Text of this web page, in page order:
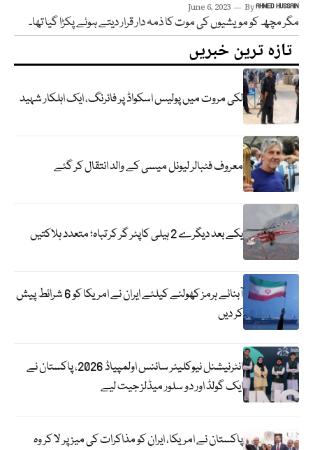
June 6, 2023 ByAHMED HUSSAIN
مگر مچھ کو مویشیوں کی موت کا ذمہ دار قرار دیتے ہوئے پکڑا گیا تھا۔
تازہ ترین خبریں
لکی مروت میں پولیس اسکواڈ پر فائرنگ، ایک اہلکار شہید
معروف فٹبالر لیونل میسی کے والد انتقال کر گئے
یکے بعد دیگرے 2 ہیلی کاپٹر گر کر تباہ؛ متعدد ہلاکتیں
آبنائے ہرمز کھولنے کیلئے ایران نے امریکا کو 6 شرائط پیش
کر دیں
انٹرنیشنل نیوکلیئر سائنس اولمپیاڈ 2026، پاکستان نے
ایک گولڈ اور دو سلور میڈلز جیت لیے
پاکستان نے امریکا، ایران کو مذاکرات کی میز پر لا کر وہ